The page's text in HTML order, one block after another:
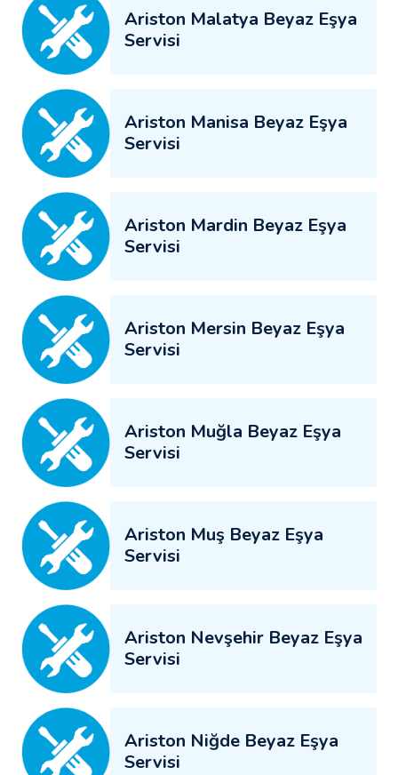
Ariston Malatya Beyaz Eşya
Servisi
Ariston Manisa Beyaz Eşya
Servisi
Ariston Mardin Beyaz Eşya
Servisi
Ariston Mersin Beyaz Eşya
Servisi
Ariston Muğla Beyaz Eşya
Servisi
Ariston Muş Beyaz Eşya
Servisi
Ariston Nevşehir Beyaz Eşya
Servisi
Ariston Niğde Beyaz Eşya
Servisi